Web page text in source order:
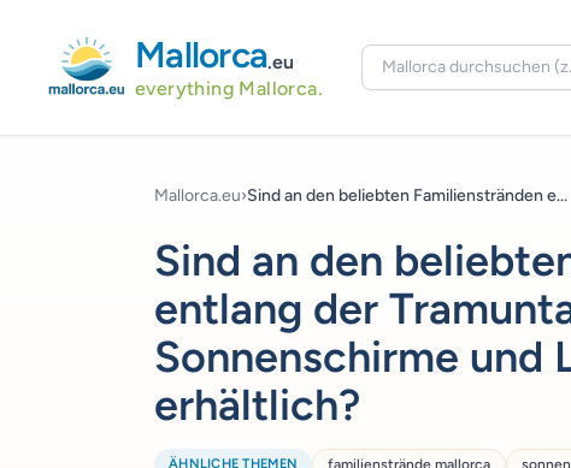
Mallorca.eu
everything Mallorca.
Mallorca.eu›Sind an den beliebten Familienstränden e...
Sind an den
entlang der
Sonnenschirme und
erhältlich?
ÄHNLICHE THEMEN familienstrände mallorca